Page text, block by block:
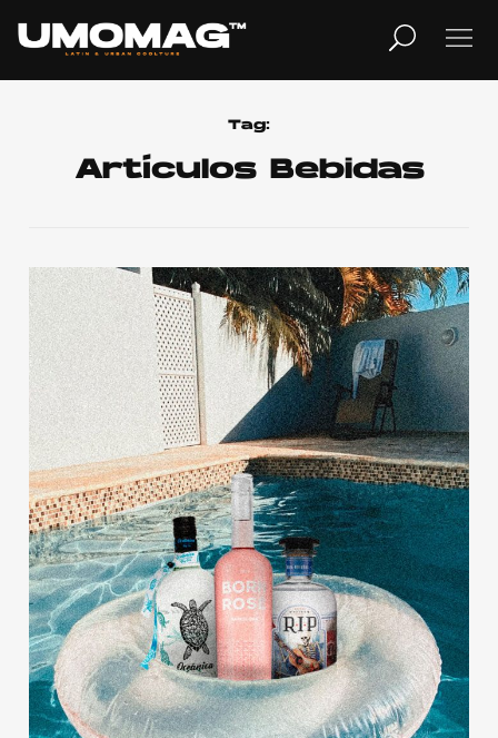
Home
Cover Story
Publicidad
Contacto
Aviso Legal
© 2015-2022 UMOMAG. PROPIEDAD DE UMO agency. TODOS LOS
DERECHOS RESERVADOS.
Tag:
Artículos Bebidas